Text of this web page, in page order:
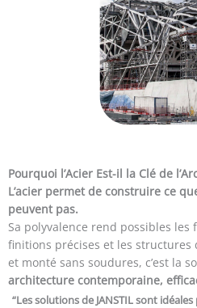
Pourquoi l’Acier Est-il la Clé de
L’acier permet de construire ce
peuvent pas.
Sa polyvalence rend possibles les
finitions précises et les
et monté sans soudures, c’est la
architecture contemporaine,
“Les solutions de JANSTIL sont